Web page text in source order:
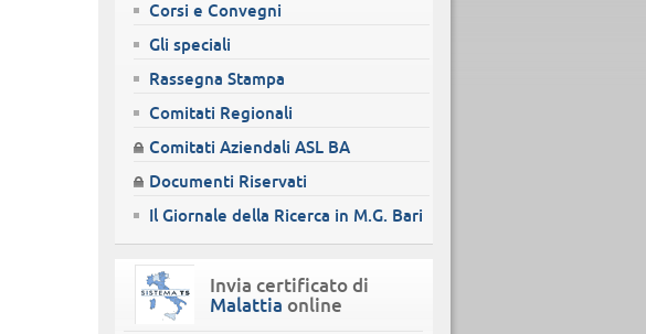
Corsi e Convegni
Gli speciali
Rassegna Stampa
Comitati Regionali
Comitati Aziendali ASL BA
Documenti Riservati
Il Giornale della Ricerca in M.G. Bari
Invia certificato di
Malattia online